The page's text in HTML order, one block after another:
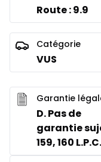
Route : 9.9
Catégorie
VUS
Garantie
D. Pas de
garantie
159, 160 L.P.C.